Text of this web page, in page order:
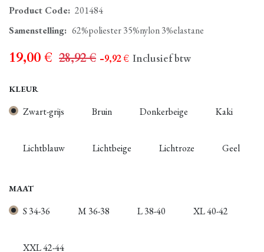
Product Code: 201484
Samenstelling: 62%poliester 35%nylon 3%elastane
19,00€ 28,92€ - 9,92€ Inclusief btw
KLEUR
Zwart-grijs Bruin Donkerbeige Kaki
Lichtblauw Lichtbeige Lichtroze Geel
MAAT
S 34-36 M 36-38 L 38-40 XL 40-42
XXL 42-44